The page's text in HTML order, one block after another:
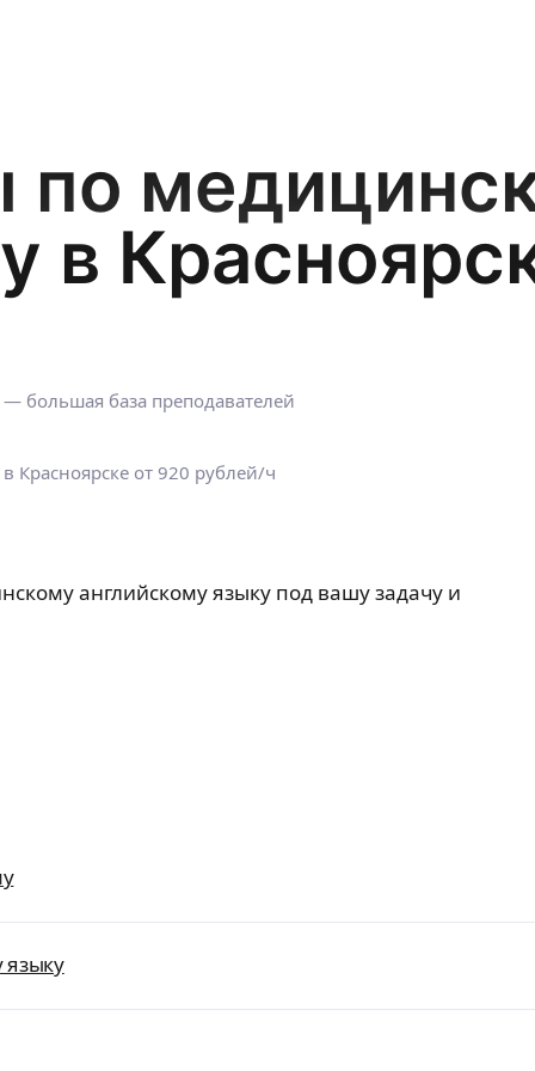
по
в
большая база преподавателей
Красноярске от 920 рублей/ч
английскому языку под вашу задачу и
языку